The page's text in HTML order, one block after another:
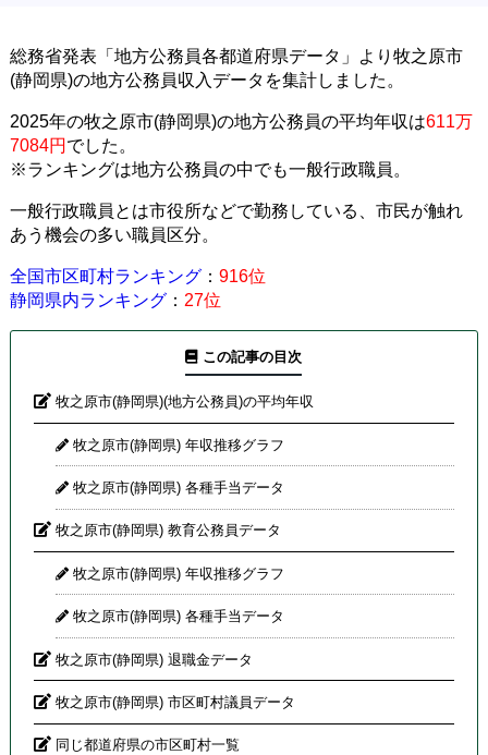
総務省発表「地方公務員各都道府県データ」より牧之原市
(静岡県)の地方公務員収入データを集計しました。
2025年の牧之原市(静岡県)の地方公務員の平均年収は611万
7084円 でした。
※ランキングは地方公務員の中でも一般行政職員。
一般行政職員とは市役所などで勤務している、市民が触れ
あう機会の多い職員区分。
全国市区町村ランキング： 916位
静岡県内ランキング： 27位
この記事の目次
牧之原市(静岡県)(地方公務員)の平均年収
牧之原市(静岡県) 年収推移グラフ
牧之原市(静岡県) 各種手当データ
牧之原市(静岡県) 教育公務員データ
牧之原市(静岡県) 年収推移グラフ
牧之原市(静岡県) 各種手当データ
牧之原市(静岡県) 退職金データ
牧之原市(静岡県) 市区町村議員データ
同じ都道府県の市区町村一覧